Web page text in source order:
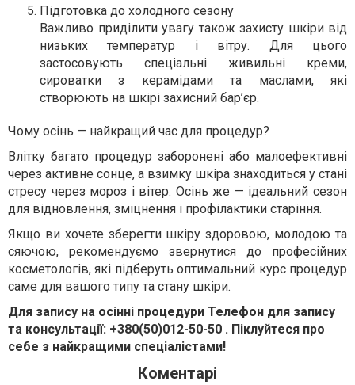
Підготовка до холодного сезону
Важливо приділити увагу також захисту шкіри від
низьких температур і вітру. Для цього
застосовують спеціальні живильні креми,
сироватки з керамідами та маслами, які
створюють на шкірі захисний бар’єр.
Чому осінь — найкращий час для процедур?
Влітку багато процедур заборонені або малоефективні
через активне сонце, а взимку шкіра знаходиться у стані
стресу через мороз і вітер. Осінь же — ідеальний сезон
для відновлення, зміцнення і профілактики старіння.
Якщо ви хочете зберегти шкіру здоровою, молодою та
сяючою, рекомендуємо звернутися до професійних
косметологів, які підберуть оптимальний курс процедур
саме для вашого типу та стану шкіри.
Для запису на осінні процедури Телефон для запису
та консультації: +380(50)012-50-50 . Піклуйтеся про
себе з найкращими спеціалістами!
Коментарі